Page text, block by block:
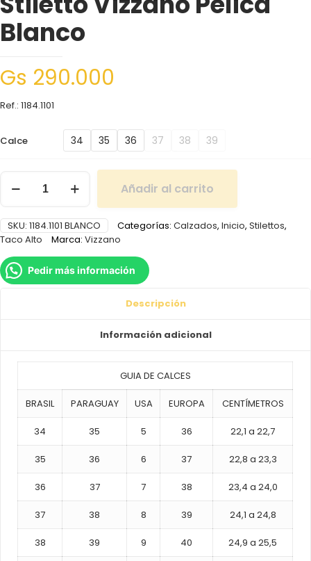
Blanco
Gs 290.000
Ref.: 1184.1101
Calce 34 35 36 37 38 39
Añadir al carrito
SKU: 1184.1101 BLANCO Categorías: Calzados, Inicio, Stilettos,
Taco Alto
Marca: Vizzano
Pedir más información
Descripción
Información adicional
GUIA DE CALCES
BRASIL PARAGUAY USA EUROPA CENTÍMETROS
34 35 5 36 22,1 a 22,7
35 36 6 37 22,8 a 23,3
36 37 7 38 23,4 a 24,0
37 38 8 39 24,1 a 24,8
38 39 9 40 24,9 a 25,5